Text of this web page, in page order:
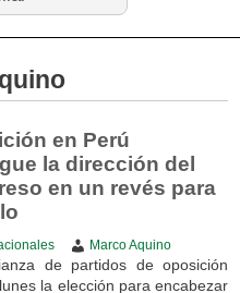
en Perú
la dirección del
en un revés para
Marco Aquino
de partidos de oposición
la elección para encabezar